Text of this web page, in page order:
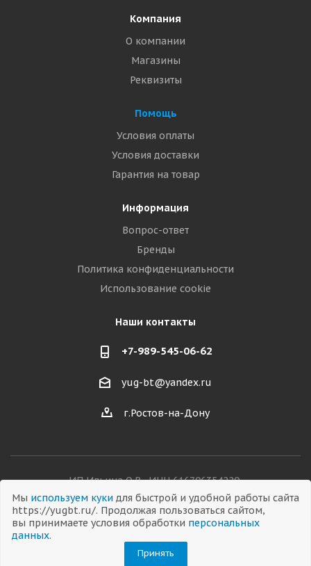
Компания
О компании
Магазины
Реквизиты
Помощь
Условия оплаты
Условия доставки
Гарантия на товар
Информация
Вопрос-ответ
Бренды
Политика конфиденциальности
Использование cookie
Наши контакты
+7-989-545-06-62
yug-bt@yandex.ru
г.Ростов-на-Дону
ИП Ильина О.В., ИНН 616706354220,
ОГРНИП 326619600038282
© 2026 Все права защищены
Мы используем куки для быстрой и удобной работы сайта
https://yugbt.ru/. Продолжая пользоваться сайтом,
вы принимаете условия обработки персональных
данных.
Принять